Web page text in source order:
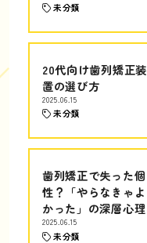
未分類
20代向け歯列矯正装
置の選び方
2025.06.15
未分類
歯列矯正で失った個
性？「やらなきゃよ
かった」の深層心理
2025.06.15
未分類